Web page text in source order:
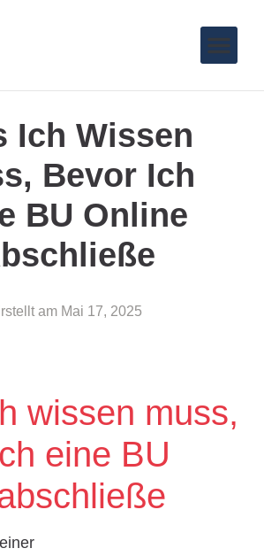
Ich Wissen
Bevor Ich
BU Online
am Mai 17, 2025
wissen muss,
eine BU